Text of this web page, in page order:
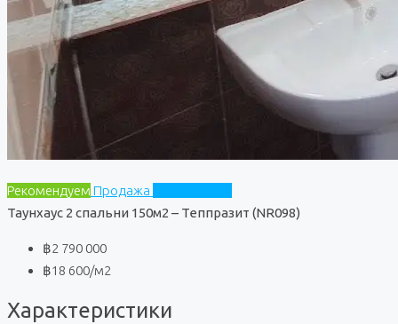
Рекомендуем Продажа
Таунхаус 2 спальни 150м2 – Теппразит (NR098)
฿2 790 000
฿18 600/м2
Характеристики